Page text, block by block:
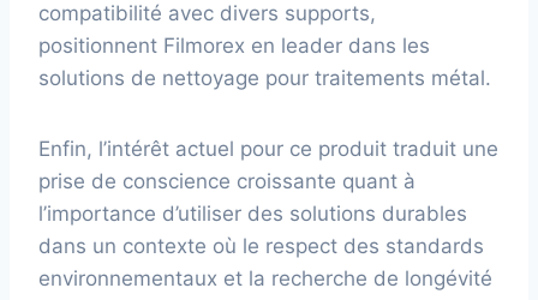
compatibilité avec divers supports,
positionnent Filmorex en leader dans les
solutions de nettoyage pour traitements métal.
Enfin, l’intérêt actuel pour ce produit traduit une
prise de conscience croissante quant à
l’importance d’utiliser des solutions durables
dans un contexte où le respect des standards
environnementaux et la recherche de longévité